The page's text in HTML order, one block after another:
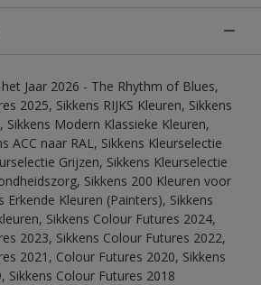
Jaar 2026 - The Rhythm of Blues,
2025, Sikkens RIJKS Kleuren, Sikkens
Sikkens Modern Klassieke Kleuren,
ACC naar RAL, Sikkens Kleurselectie
Grijzen, Sikkens Kleurselectie
Sikkens 200 Kleuren voor
Erkende Kleuren (Painters), Sikkens
Sikkens Colour Futures 2024,
2023, Sikkens Colour Futures 2022,
2021, Colour Futures 2020, Sikkens
Sikkens Colour Futures 2018